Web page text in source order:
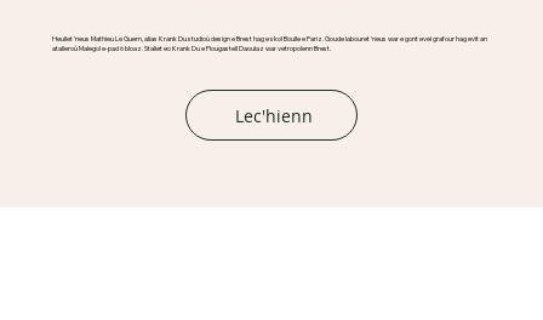
Heuliet 'neus Mathieu Le Guern, alias Krank Du studioù design e Brest hag e skol Boulle e Pariz. Goude labouret 'neus war e gont evel grafour hag evit an
atalieroù Malegol e-pad 6 bloaz. Staliet eo Krank Du e Plougastell Daoulaz war vetropolenn Brest.
Lec'hienn